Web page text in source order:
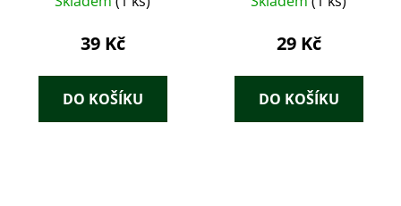
39 Kč
DO KOŠÍKU
29 Kč
DO KOŠÍKU